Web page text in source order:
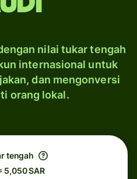
nilai tukar tengah
internasional untuk
dan mengonversi
orang lokal.
tengah
5,050 SAR